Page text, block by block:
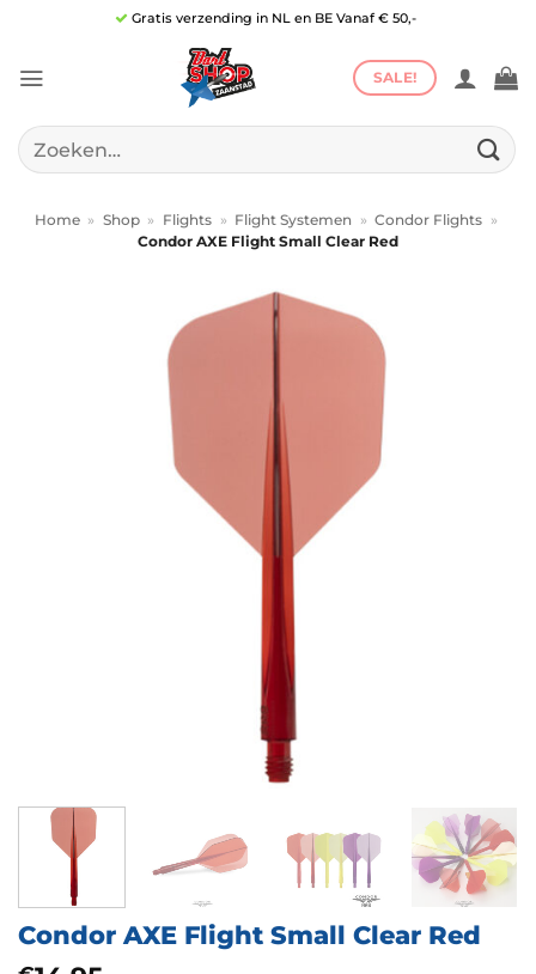
inhoud
Gratis verzending in NL en BE Vanaf € 50,-
SALE!
Zoeken
naar:
Home » Shop » Flights » Flight Systemen » Condor Flights »
Condor AXE Flight Small Clear Red
Condor AXE Flight Small Clear Red